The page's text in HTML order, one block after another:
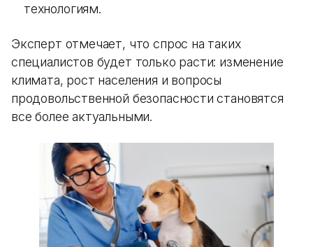
технологиям.
Эксперт отмечает, что спрос на таких
специалистов будет только расти: изменение
климата, рост населения и вопросы
продовольственной безопасности становятся
все более актуальными.